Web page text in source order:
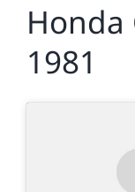
Honda
1981